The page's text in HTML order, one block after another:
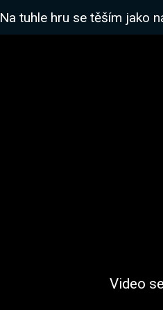
Na tuhle hru se těším jako
Video